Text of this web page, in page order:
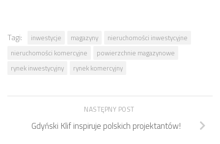
Tagi: inwestycje magazyny
nieruchomości inwestycyjne
nieruchomości komercyjne
powierzchnie magazynowe
rynek inwestycyjny
rynek komercyjny
NASTĘPNY POST
Gdyński Klif inspiruje polskich projektantów!